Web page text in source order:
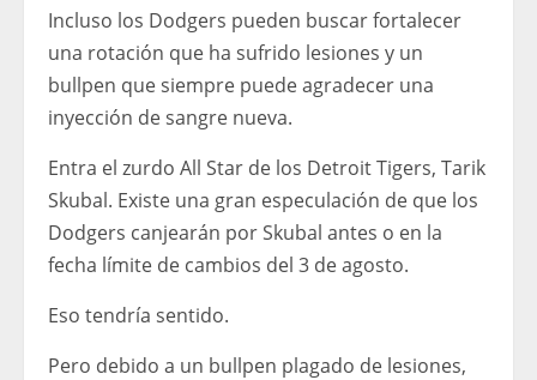
Incluso los Dodgers pueden buscar fortalecer
una rotación que ha sufrido lesiones y un
bullpen que siempre puede agradecer una
inyección de sangre nueva.
Entra el zurdo All Star de los Detroit Tigers, Tarik
Skubal. Existe una gran especulación de que los
Dodgers canjearán por Skubal antes o en la
fecha límite de cambios del 3 de agosto.
Eso tendría sentido.
Pero debido a un bullpen plagado de lesiones,